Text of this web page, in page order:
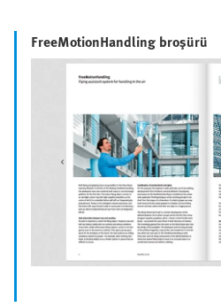
FreeMotionHandling broşürü